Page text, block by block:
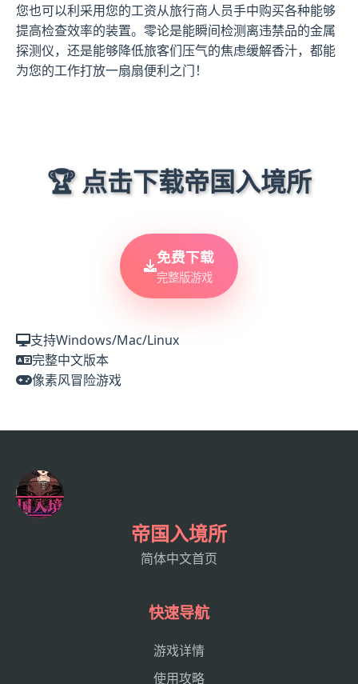
您也可以利采用您的工资从旅行商人员手中购买各种能够
提高检查效率的装置。零论是能瞬间检测离违禁品的金属
探测仪，还是能够降低旅客们压气的焦虑缓解香汁，都能
为您的工作打放一扇扇便利之门！
🏆 点击下载帝国入境所
免费下载
完整版游戏
支持Windows/Mac/Linux
完整中文版本
像素风冒险游戏
帝国入境所
简体中文首页
快速导航
游戏详情
使用攻略